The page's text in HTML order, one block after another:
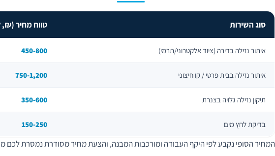
סוג השירות טווח מחיר
איתור נזילה בדירה (ציוד אלקטרוני/תרמי) 450-800
איתור נזילה בבית פרטי / קו חיצוני 750-1,200
תיקון נזילה גלויה בצנרת 350-600
בדיקת לחץ מים 150-250
המחיר הסופי נקבע לפי היקף העבודה ומורכבות המבנה, והצעת מחיר מסודרת נמסרת לכם